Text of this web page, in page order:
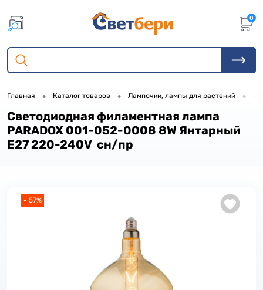
0
Главная • Каталог товаров • Лампочки, лампы для растений •
Светодиодная филаментная лампа
PARADOX 001-052-0008 8W Янтарный
E27 220-240V сн/пр
- 57%